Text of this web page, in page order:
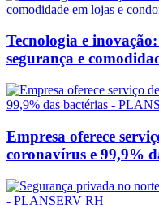
Tecnologia e
segurança e
Empresa oferece
coronavírus e 99,9%